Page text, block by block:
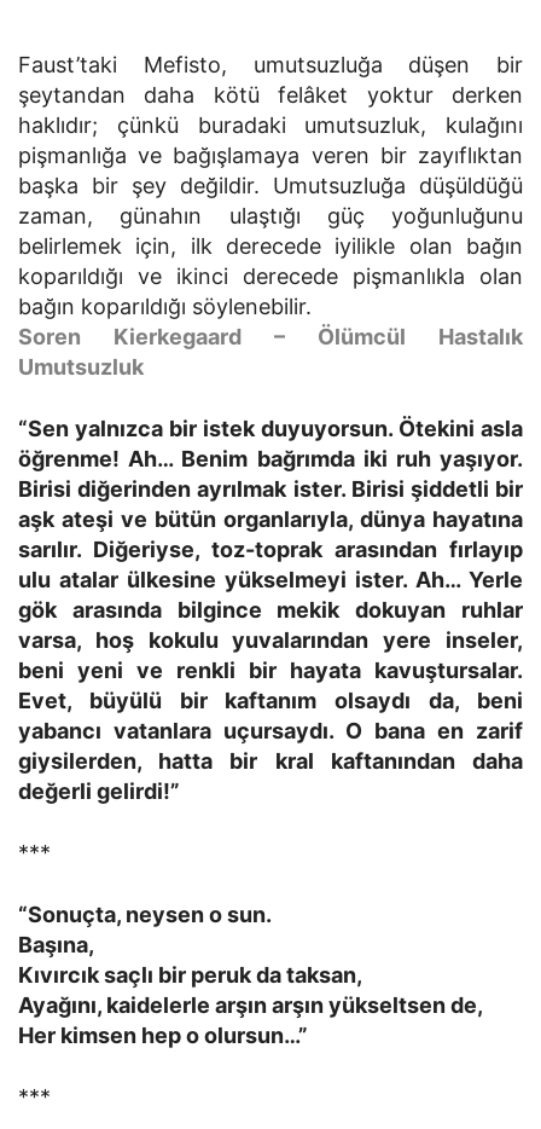
Faust’taki Mefisto, umutsuzluğa düşen bir
şeytandan daha kötü felâket yoktur derken
haklıdır; çünkü buradaki umutsuzluk, kulağını
pişmanlığa ve bağışlamaya veren bir zayıflıktan
başka bir şey değildir. Umutsuzluğa düşüldüğü
zaman, günahın ulaştığı güç yoğunluğunu
belirlemek için, ilk derecede iyilikle olan bağın
koparıldığı ve ikinci derecede pişmanlıkla olan
bağın koparıldığı söylenebilir.
Soren Kierkegaard – Ölümcül Hastalık
Umutsuzluk
“Sen yalnızca bir istek duyuyorsun. Ötekini asla
öğrenme! Ah… Benim bağrımda iki ruh yaşıyor.
Birisi diğerinden ayrılmak ister. Birisi şiddetli bir
aşk ateşi ve bütün organlarıyla, dünya hayatına
sarılır. Diğeriyse, toz-toprak arasından fırlayıp
ulu atalar ülkesine yükselmeyi ister. Ah… Yerle
gök arasında bilgince mekik dokuyan ruhlar
varsa, hoş kokulu yuvalarından yere inseler,
beni yeni ve renkli bir hayata kavuştursalar.
Evet, büyülü bir kaftanım olsaydı da, beni
yabancı vatanlara uçursaydı. O bana en zarif
giysilerden, hatta bir kral kaftanından daha
değerli gelirdi!”
***
“Sonuçta, neysen o sun.
Başına,
Kıvırcık saçlı bir peruk da taksan,
Ayağını, kaidelerle arşın arşın yükseltsen de,
Her kimsen hep o olursun…”
***